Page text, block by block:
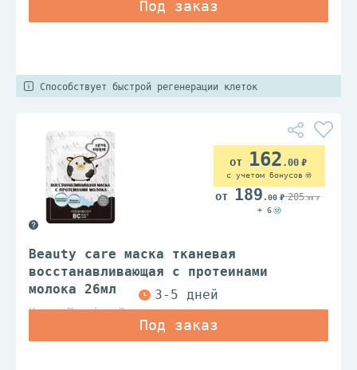
Способствует быстрой регенерации клеток
Beauty care маска тканевая
восстанавливающая с протеинами
молока 26мл
Коаст Пасифик Лимитед
162 .00
с учетом бонусов
189 .00 205.00
+ 6